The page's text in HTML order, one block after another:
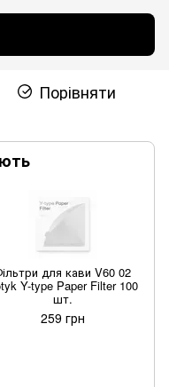
Порівняти
для кави V60 02
Y-type Paper Filter 100
шт.
259 грн